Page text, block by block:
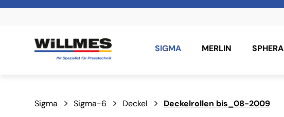
SIGMA MERLIN SPHERA
Sigma Sigma-6 Deckel Deckelrollen bis_08-2009